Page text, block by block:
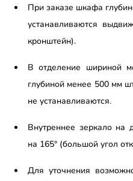
При заказе шкафа
устанавливаются
кронштейн).
В отделение шириной
глубиной менее 500 мм
не устанавливаются.
Внутреннее зеркало на
на 165° (большой угол
Для уточнения